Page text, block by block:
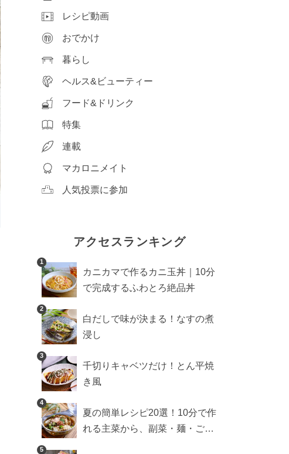
レシピ動画
おでかけ
暮らし
ヘルス&ビューティー
フード&ドリンク
特集
連載
マカロニメイト
人気投票に参加
アクセスランキング
1
カニカマで作るカニ玉丼｜10分
で完成するふわとろ絶品丼
2
白だしで味が決まる！なすの煮
浸し
3
千切りキャベツだけ！とん平焼
き風
4
夏の簡単レシピ20選！10分で作
れる主菜から、副菜・麺・ごは
5